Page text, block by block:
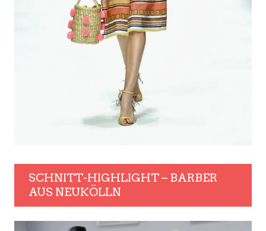
SCHNITT-HIGHLIGHT – BARBER
AUS NEUKÖLLN